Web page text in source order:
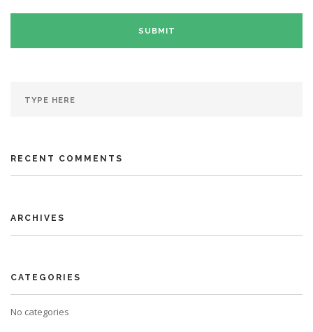
RECENT COMMENTS
ARCHIVES
CATEGORIES
No categories